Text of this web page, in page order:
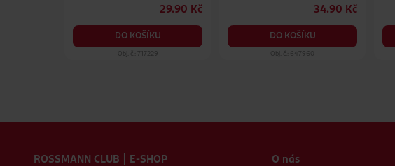
29.90 Kč
DO KOŠÍKU
Obj. č.: 717229
34.90 Kč
DO KOŠÍKU
Obj. č.: 647960
ROSSMANN CLUB | E-SHOP O nás